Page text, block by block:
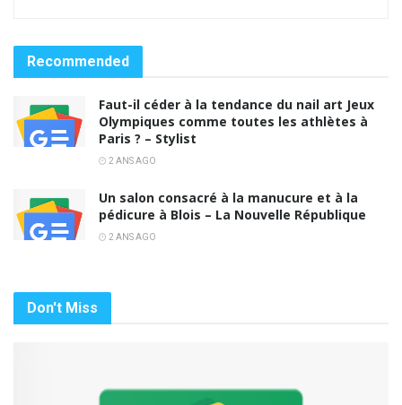
Recommended
Faut-il céder à la tendance du nail art Jeux
Olympiques comme toutes les athlètes à
Paris ? – Stylist
2 ANS AGO
Un salon consacré à la manucure et à la
pédicure à Blois – La Nouvelle République
2 ANS AGO
Don't Miss